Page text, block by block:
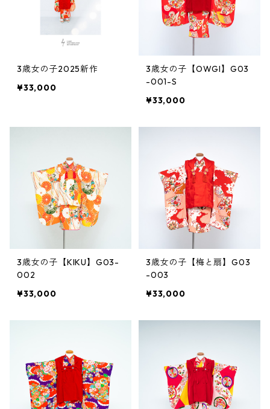
3歳女の子2025新作
¥33,000
3歳女の子【OWGI】G03
-001-S
¥33,000
3歳女の子【KIKU】G03-
002
¥33,000
3歳女の子【梅と扇】G03
-003
¥33,000